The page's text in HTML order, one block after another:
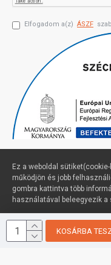
KOSÁRBA
Elfogadom a(z) ÁSZF
Profimuszaki.hu -
Ez a weboldal
működjön és jobb
gombra kattintva több
használatával beleegyezik